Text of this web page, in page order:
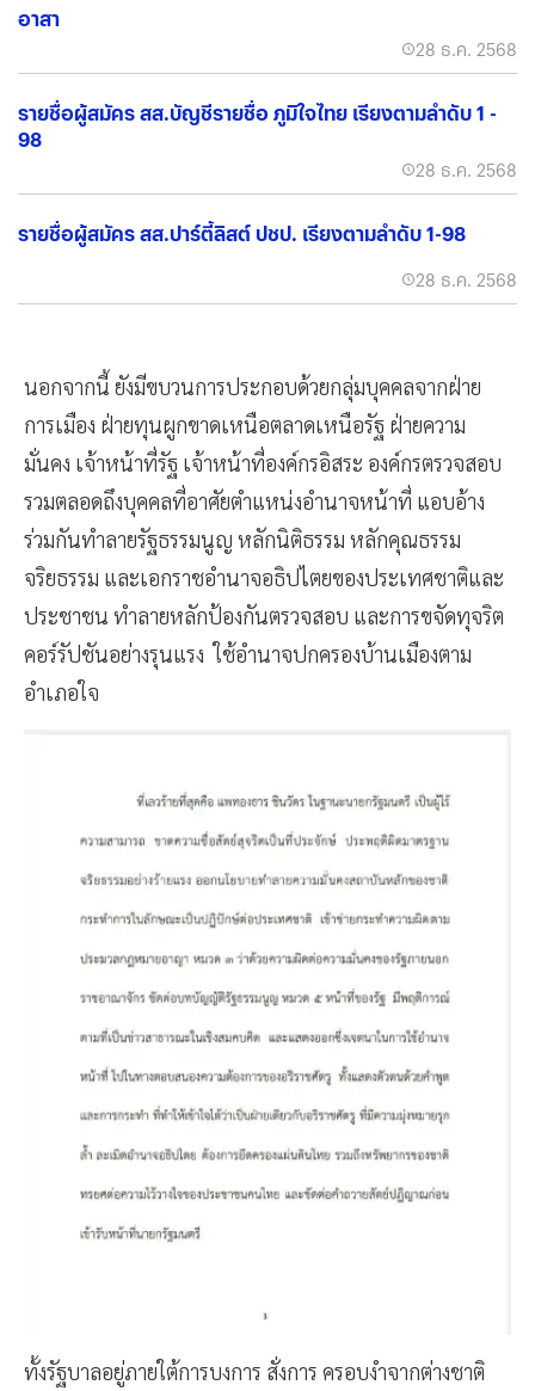
อาสา
28 ธ.ค. 2568
รายชื่อผู้สมัคร สส.บัญชีรายชื่อ ภูมิใจไทย เรียงตามลำดับ 1 -
98
28 ธ.ค. 2568
รายชื่อผู้สมัคร สส.ปาร์ตี้ลิสต์ ปชป. เรียงตามลำดับ 1-98
28 ธ.ค. 2568
นอกจากนี้ ยังมีขบวนการประกอบด้วยกลุ่มบุคคลจากฝ่าย
การเมือง ฝ่ายทุนผูกขาดเหนือตลาดเหนือรัฐ ฝ่ายความ
มั่นคง เจ้าหน้าที่รัฐ เจ้าหน้าที่องค์กรอิสระ องค์กรตรวจสอบ
รวมตลอดถึงบุคคลที่อาศัยตำแหน่งอำนาจหน้าที่ แอบอ้าง
ร่วมกันทำลายรัฐธรรมนูญ หลักนิติธรรม หลักคุณธรรม
จริยธรรม และเอกราชอำนาจอธิปไตยของประเทศชาติและ
ประชาชน ทำลายหลักป้องกันตรวจสอบ และการขจัดทุจริต
คอร์รัปชันอย่างรุนแรง ใช้อำนาจปกครองบ้านเมืองตาม
อำเภอใจ
ทั้งรัฐบาลอยู่ภายใต้การบงการ สั่งการ ครอบงำจากต่างชาติ